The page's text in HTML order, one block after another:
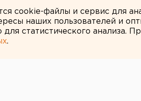
cookie-файлы и сервис для
наших пользователей и
для статистического анализа.
.